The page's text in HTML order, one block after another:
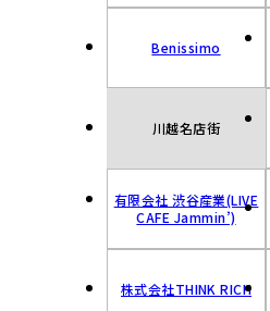
Benissimo
川越名店街
有限会社 渋谷産業(LIVE
CAFE Jammin’)
株式会社THINK RICH